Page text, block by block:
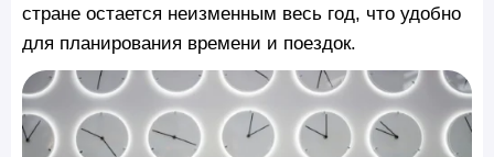
стране остается неизменным весь год, что удобно
для планирования времени и поездок.